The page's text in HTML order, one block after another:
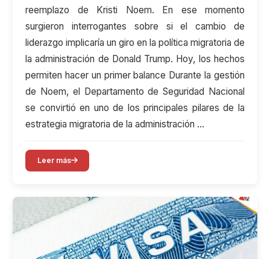
reemplazo de Kristi Noem. En ese momento
surgieron interrogantes sobre si el cambio de
liderazgo implicaría un giro en la política migratoria de
la administración de Donald Trump. Hoy, los hechos
permiten hacer un primer balance Durante la gestión
de Noem, el Departamento de Seguridad Nacional
se convirtió en uno de los principales pilares de la
estrategia migratoria de la administración …
Leer más